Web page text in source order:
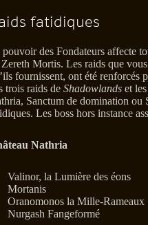
fatidiques
des Fondateurs affecte
Mortis. Les raids que
fournissent, ont été renforcés
trois raids de Shadowlands et
Sanctum de domination ou
Les boss hors instance
Nathria
Valinor, la Lumière des éons
Mortanis
Oranomonos la Mille-Rameaux
Nurgash Fangeformé